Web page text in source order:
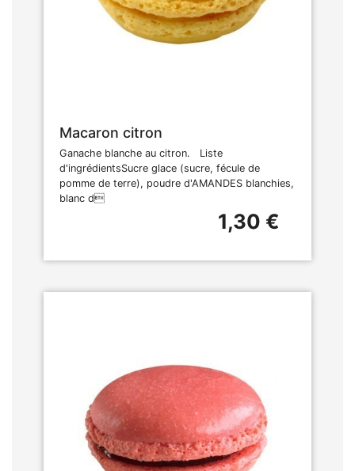
Macaron citron
Ganache blanche au citron. Liste
d'ingrédientsSucre glace (sucre, fécule de
pomme de terre), poudre d'AMANDES blanchies,
blanc d
1,30 €